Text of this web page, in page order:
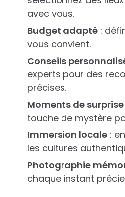
avec vous.
Budget adapté :
vous convient.
Conseils
experts pour des
précises.
Moments de surprise
touche de mystère
Immersion locale :
les cultures
Photographie
chaque instant